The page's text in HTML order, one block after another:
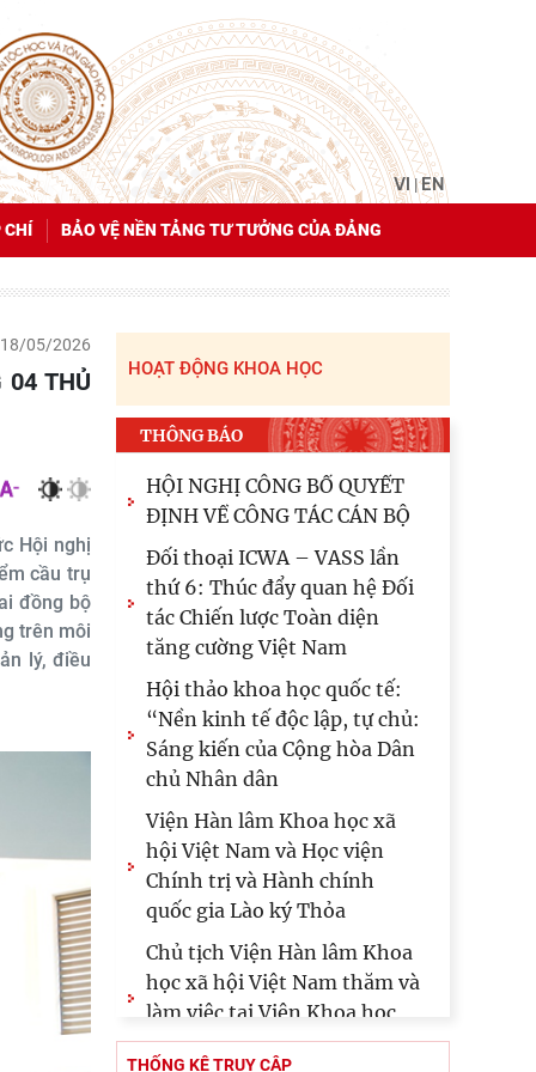
VI|EN
CHÍ BẢO VỆ NỀN TẢNG TƯ TƯỞNG CỦA ĐẢNG
18/05/2026
Hội nghị
cầu trụ
đồng bộ
trên môi
lý, điều
HOẠT ĐỘNG KHOA HỌC
THÔNG BÁO
HỘI NGHỊ CÔNG BỐ QUYẾT
ĐỊNH VỀ CÔNG TÁC CÁN BỘ
Đối thoại ICWA – VASS lần
thứ 6: Thúc đẩy quan hệ Đối
tác Chiến lược Toàn diện
tăng cường Việt Nam
Hội thảo khoa học quốc tế:
“Nền kinh tế độc lập, tự chủ:
Sáng kiến của Cộng hòa Dân
chủ Nhân dân
Viện Hàn lâm Khoa học xã
hội Việt Nam và Học viện
Chính trị và Hành chính
quốc gia Lào ký Thỏa
Chủ tịch Viện Hàn lâm Khoa
học xã hội Việt Nam thăm và
làm việc tại Viện Khoa học
Kinh tế và Xã hội
THỐNG KÊ TRUY CẬP